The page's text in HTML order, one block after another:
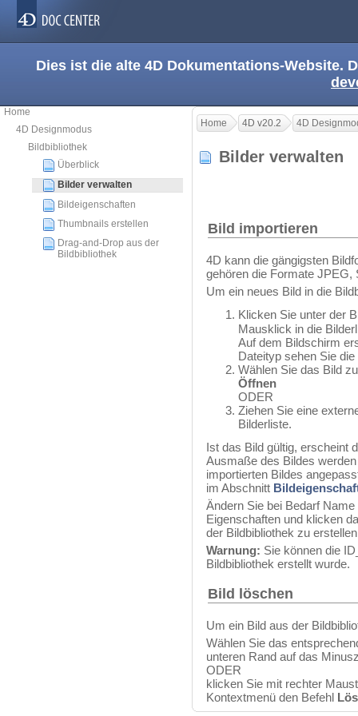
Dies ist die alte 4D Dokumentations-Website.
Home
4D Designmodus
Bildbibliothek
Überblick
Bilder verwalten
Bildeigenschaften
Thumbnails erstellen
Drag-and-Drop aus der
Bildbibliothek
Home 4D v20.2 4D
Bilder verwalten
Bild importieren
4D kann die gängigsten
gehören die Formate JPEG,
Um ein neues Bild in die
Klicken Sie unter der
Mausklick in die
Auf dem Bildschirm
Dateityp sehen Sie
Wählen Sie das Bild
Öffnen
ODER
Ziehen Sie eine
Bilderliste.
Ist das Bild gültig, erscheint
Ausmaße des Bildes
importierten Bildes
im Abschnitt
Ändern Sie bei Bedarf
Eigenschaften und klicken
der Bildbibliothek zu
Warnung: Sie können die
Bildbibliothek erstellt wurde.
Bild löschen
Um ein Bild aus der
Wählen Sie das
unteren Rand auf das
ODER
klicken Sie mit rechter
Kontextmenü den Befehl